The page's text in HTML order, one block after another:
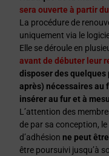
sera ouverte à partir
La procédure de
uniquement via le
Elle se déroule en
avant de débuter leur
disposer des
après) nécessaires au
insérer au fur et à
L’attention des
de par sa conception,
d’adhésion ne peut
être poursuivi jusqu’à